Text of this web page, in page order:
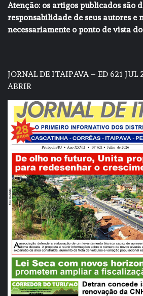
Atenção: os artigos publicados são
responsabilidade de seus autores e
necessariamente o ponto de vista
JORNAL DE ITAIPAVA – ED 621 JUL
ABRIR